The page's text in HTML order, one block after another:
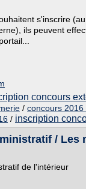
s'inscrire
ils peuvent
concours
/ concours 2016
/ inscription
/ Les
de l'intérieur